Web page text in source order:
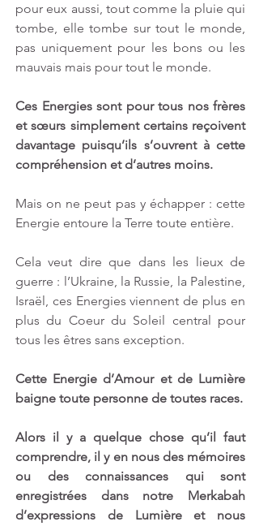
pour eux aussi, tout comme la pluie qui
tombe, elle tombe sur tout le monde,
pas uniquement pour les bons ou les
mauvais mais pour tout le monde.
Ces Energies sont pour tous nos frères
et sœurs simplement certains reçoivent
davantage puisqu’ils s’ouvrent à cette
compréhension et d’autres moins.
Mais on ne peut pas y échapper : cette
Energie entoure la Terre toute entière.
Cela veut dire que dans les lieux de
guerre : l’Ukraine, la Russie, la Palestine,
Israël, ces Energies viennent de plus en
plus du Coeur du Soleil central pour
tous les êtres sans exception.
Cette Energie d’Amour et de Lumière
baigne toute personne de toutes races.
Alors il y a quelque chose qu’il faut
comprendre, il y en nous des mémoires
ou des connaissances qui sont
enregistrées dans notre Merkabah
d’expressions de Lumière et nous